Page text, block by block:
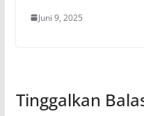
Juni 9, 2025
Tinggalkan